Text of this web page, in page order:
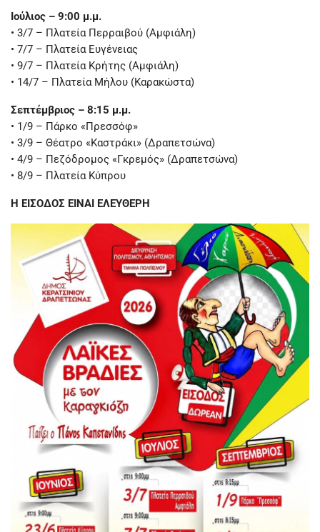
Ιούλιος – 9:00 μ.μ.
• 3/7 – Πλατεία Περραιβού (Αμφιάλη)
• 7/7 – Πλατεία Ευγένειας
• 9/7 – Πλατεία Κρήτης (Αμφιάλη)
• 14/7 – Πλατεία Μήλου (Καρακώστα)
Σεπτέμβριος – 8:15 μ.μ.
• 1/9 – Πάρκο «Πρεσσόφ»
• 3/9 – Θέατρο «Καστράκι» (Δραπετσώνα)
• 4/9 – Πεζόδρομος «Γκρεμός» (Δραπετσώνα)
• 8/9 – Πλατεία Κύπρου
Η ΕΙΣΟΔΟΣ ΕΙΝΑΙ ΕΛΕΥΘΕΡΗ